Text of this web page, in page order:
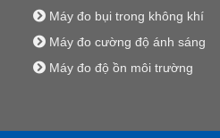
Máy đo bụi trong không khí
Máy đo cường độ ánh sáng
Máy đo độ ồn môi trường